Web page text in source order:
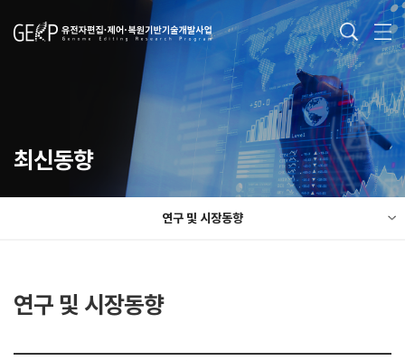
최신동향
연구 및 시장동향
연구 및 시장동향